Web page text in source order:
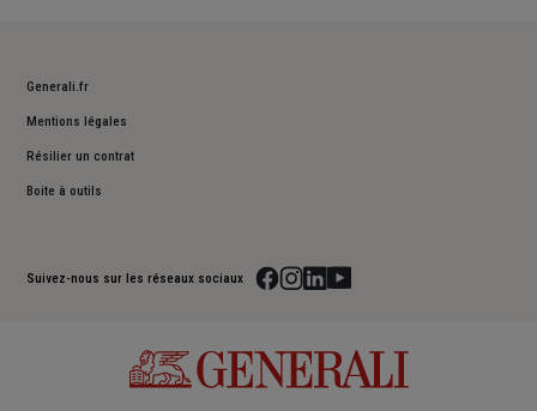
Generali.fr
Mentions légales
Résilier un contrat
Boite à outils
Suivez-nous sur les réseaux sociaux